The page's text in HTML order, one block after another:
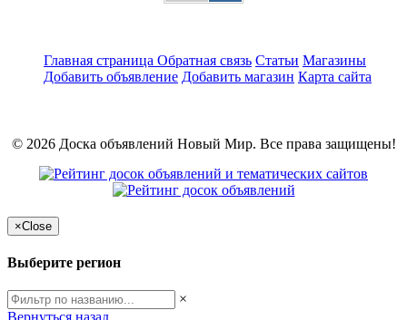
Главная страница Обратная связь Статьи Магазины
Добавить объявление Добавить магазин Карта сайта
© 2026 Доска объявлений Новый Мир. Все права защищены!
×Close
Выберите регион
×